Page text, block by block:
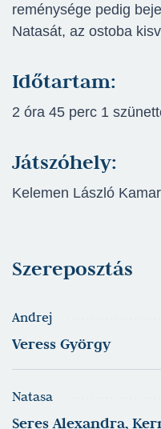
reménysége pedig
Natasát, az ostoba
Időtartam:
2 óra 45 perc 1
Játszóhely:
Kelemen László
Szereposztás
Andrej
Veress György
Natasa
Seres Alexandra,